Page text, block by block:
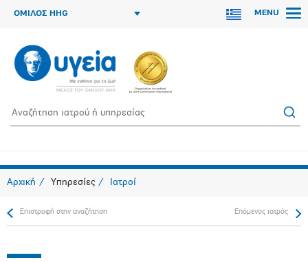
ΟΜΙΛΟΣ HHG MENU
Αρχική Υπηρεσίες Ιατροί
Επιστροφή στην αναζήτηση Επόμενος ιατρός